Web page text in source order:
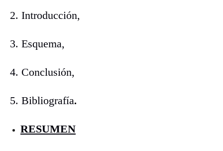
2. Introducción,
3. Esquema,
4. Conclusión,
5. Bibliografía.
RESUMEN